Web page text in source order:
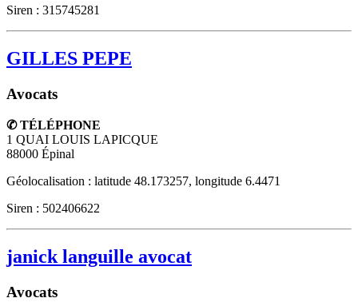
Siren : 315745281
GILLES PEPE
Avocats
✆ TÉLÉPHONE
1 QUAI LOUIS LAPICQUE
88000 Épinal
Géolocalisation : latitude 48.173257, longitude 6.4471
Siren : 502406622
janick languille avocat
Avocats